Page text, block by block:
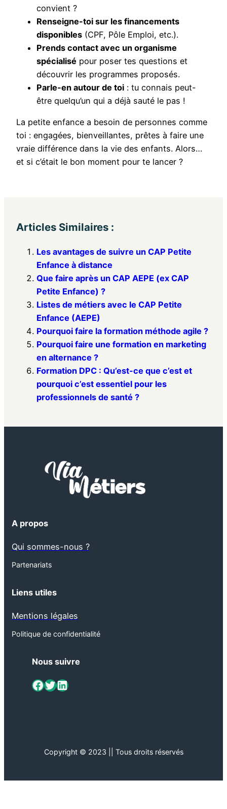
convient ?
Renseigne-toi sur les financements
disponibles (CPF, Pôle Emploi, etc.).
Prends contact avec un organisme
spécialisé pour poser tes questions et
découvrir les programmes proposés.
Parle-en autour de toi : tu connais peut-
être quelqu’un qui a déjà sauté le pas !
La petite enfance a besoin de personnes comme
toi : engagées, bienveillantes, prêtes à faire une
vraie différence dans la vie des enfants. Alors…
et si c’était le bon moment pour te lancer ?
Articles Similaires :
Les avantages de suivre un CAP Petite
Enfance à distance
Que faire après un CAP AEPE (ex CAP
Petite Enfance) ?
Listes de métiers avec le CAP Petite
Enfance (AEPE)
Pourquoi faire la formation méthode agile ?
Pourquoi faire une formation en marketing
en alternance ?
Formation DPC : Qu’est-ce que c’est et
pourquoi c’est essentiel pour les
professionnels de santé ?
A propos
Qui sommes-nous ?
Partenariats
Liens utiles
Mentions légales
Politique de confidentialité
Nous suivre
ViaMétiers sur Facebook Twitter LinkedIn
Copyright © 2023 || Tous droits réservés